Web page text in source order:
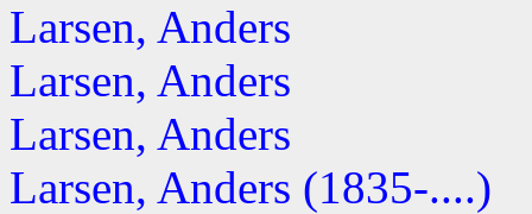
Larsen, Anders
Larsen, Anders
Larsen, Anders
Larsen, Anders (1835-....)